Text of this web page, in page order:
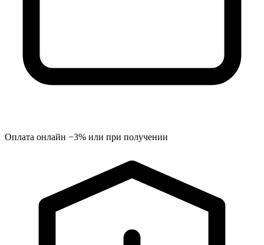
Оплата онлайн −3% или при получении